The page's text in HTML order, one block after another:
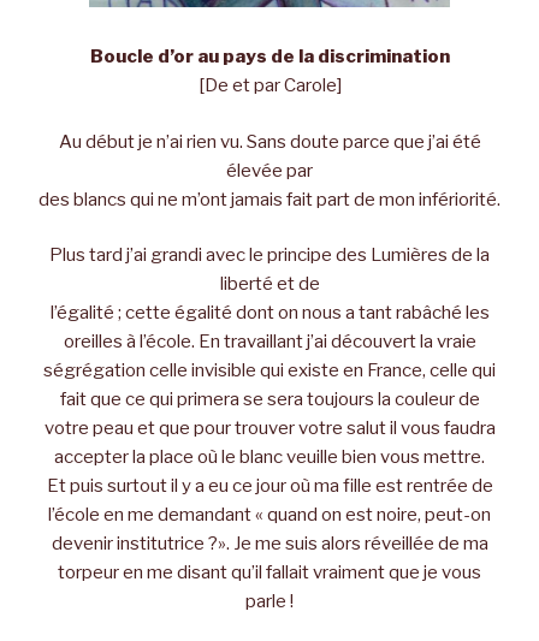
Boucle d’or au pays de la discrimination
[De et par Carole]
Au début je n’ai rien vu. Sans doute parce que j’ai été
élevée par
des blancs qui ne m’ont jamais fait part de mon infériorité.
Plus tard j’ai grandi avec le principe des Lumières de la
liberté et de
l’égalité ; cette égalité dont on nous a tant rabâché les
oreilles à l’école. En travaillant j’ai découvert la vraie
ségrégation celle invisible qui existe en France, celle qui
fait que ce qui primera se sera toujours la couleur de
votre peau et que pour trouver votre salut il vous faudra
accepter la place où le blanc veuille bien vous mettre.
Et puis surtout il y a eu ce jour où ma fille est rentrée de
l’école en me demandant « quand on est noire, peut-on
devenir institutrice ?». Je me suis alors réveillée de ma
torpeur en me disant qu’il fallait vraiment que je vous
parle !